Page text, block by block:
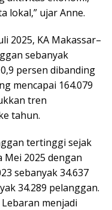
lokal,” ujar Anne.
2025, KA Makassar–
sebanyak
persen dibanding
mencapai 164.079
tren
tahun.
tertinggi sejak
Mei 2025 dengan
sebanyak 34.637
34.289 pelanggan.
menjadi